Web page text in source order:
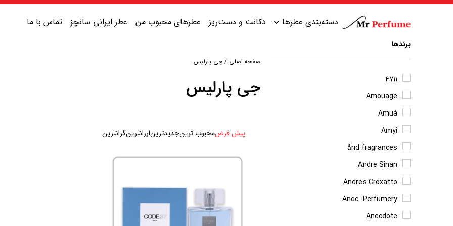
دسته‌بندی عطرها
عطر زنانه شیرین
عطر زنانه گرم
عطر زنانه تلخ
عطر یونیسکس شیرین
عطر یونیسکس گرم
دکانت و دست‌ریز عطرهای محبوب من عطر ایرانی سانچز تماس با ما
برندها
4711
Amouage
Amuà
Amyi
ånd fragrances
Andre Sinan
Andres Croxatto
Anec. Perfumery
Anecdote
صفحه اصلی / جی پارلیس
جی پارلیس
پیش فرضمحبوب ترینجدیدترینارزانترینگرانترین